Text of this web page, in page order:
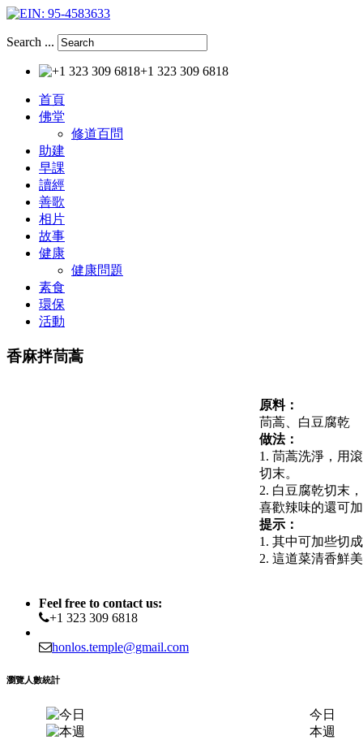
Search ...
+1 323 309 6818
首頁
佛堂
修道百問
助建
早課
讀經
善歌
相片
故事
健康
健康問題
素食
環保
活動
香麻拌茼蒿
原料：
茼蒿、白豆腐乾
做法：
1. 茼蒿洗淨，用
切末。
2. 白豆腐乾切末
喜歡辣味的還可
提示：
1. 其中可加些切
2. 這道菜清香鮮
Feel free to contact us:
+1 323 309 6818
honlos.temple@gmail.com
瀏覽人數統計
今日
本週